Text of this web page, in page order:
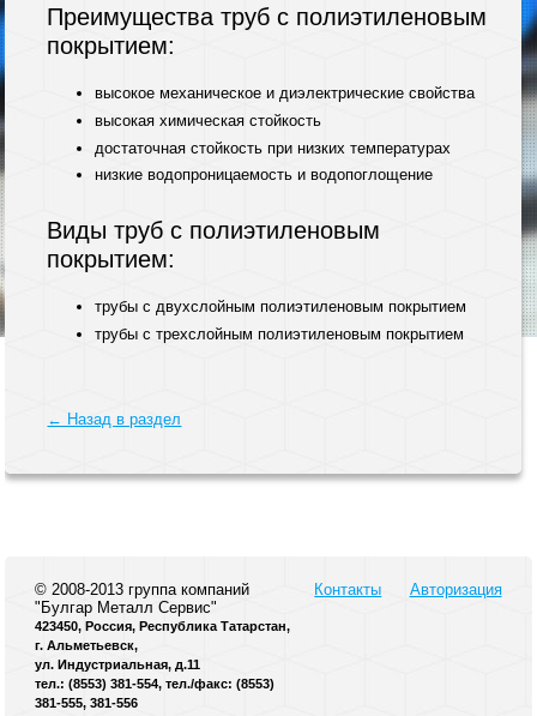
Преимущества труб с полиэтиленовым
покрытием:
высокое механическое и диэлектрические свойства
высокая химическая стойкость
достаточная стойкость при низких температурах
низкие водопроницаемость и водопоглощение
Виды труб с полиэтиленовым
покрытием:
трубы с двухслойным полиэтиленовым покрытием
трубы с трехслойным полиэтиленовым покрытием
← Назад в раздел
© 2008-2013 группа компаний
"Булгар Металл Сервис"
423450, Россия, Республика Татарстан,
г. Альметьевск,
ул. Индустриальная, д.11
тел.: (8553) 381-554, тел./факс: (8553)
381-555, 381-556
Контакты Авторизация